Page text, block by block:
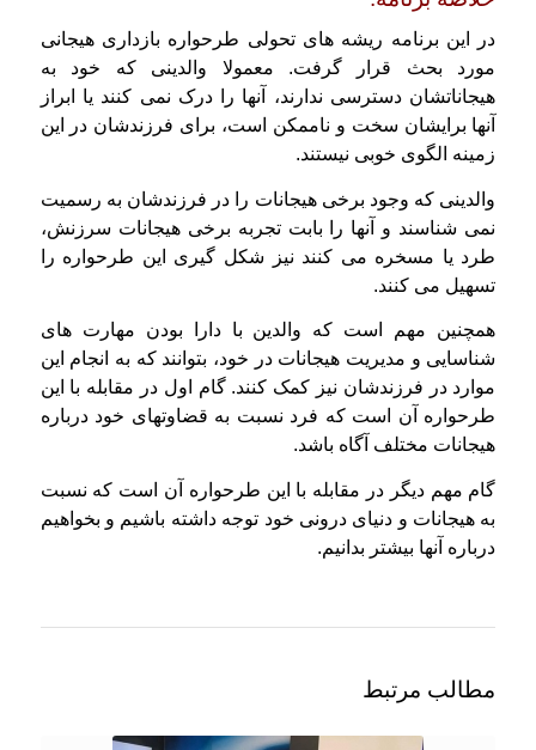
در این برنامه ریشه های تحولی طرحواره بازداری هیجانی
مورد بحث قرار گرفت. معمولا والدینی که خود به
هیجاناتشان دسترسی ندارند، آنها را درک نمی کنند یا ابراز
آنها برایشان سخت و ناممکن است، برای فرزندشان در این
زمینه الگوی خوبی نیستند.
والدینی که وجود برخی هیجانات را در فرزندشان به رسمیت
نمی شناسند و آنها را بابت تجربه برخی هیجانات سرزنش،
طرد یا مسخره می کنند نیز شکل گیری این طرحواره را
تسهیل می کنند.
همچنین مهم است که والدین با دارا بودن مهارت های
شناسایی و مدیریت هیجانات در خود، بتوانند که به انجام این
موارد در فرزندشان نیز کمک کنند. گام اول در مقابله با این
طرحواره آن است که فرد نسبت به قضاوتهای خود درباره
هیجانات مختلف آگاه باشد.
گام مهم دیگر در مقابله با این طرحواره آن است که نسبت
به هیجانات و دنیای درونی خود توجه داشته باشیم و بخواهیم
درباره آنها بیشتر بدانیم.
مطالب مرتبط